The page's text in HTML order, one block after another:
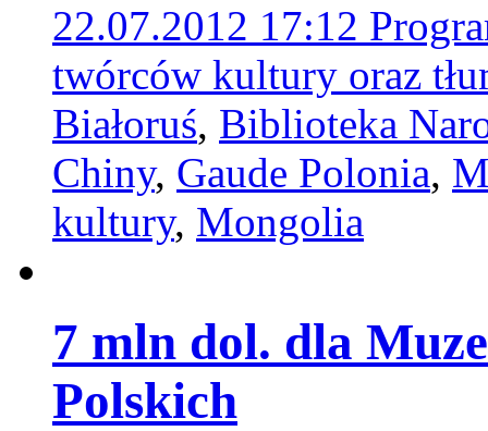
22.07.2012 17:12
twórców kultury oraz
Białoruś, Biblioteka
Chiny, Gaude Polonia,
kultury, Mongolia
7 mln dol. dla
Polskich